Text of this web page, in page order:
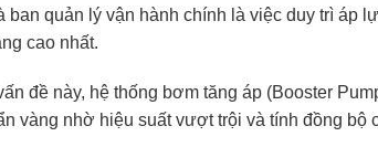
ban quản lý vận hành chính là việc duy trì áp
cao nhất.
đề này, hệ thống bơm tăng áp (Booster
vàng nhờ hiệu suất vượt trội và tính đồng bộ